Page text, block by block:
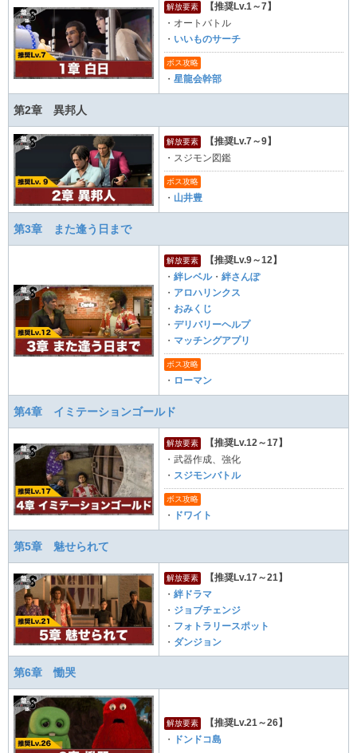
解放要素
【推奨Lv.1～7】
・オートバトル
・ いいものサーチ
ボス攻略
・ 星龍会幹部
第2章 異邦人
解放要素
【推奨Lv.7～9】
・スジモン図鑑
ボス攻略
・ 山井豊
第3章 また逢う日まで
解放要素
【推奨Lv.9～12】
・ 絆レベル・ 絆さんぽ
・ アロハリンクス
・ おみくじ
・ デリバリーヘルプ
・ マッチングアプリ
ボス攻略
・ ローマン
第4章 イミテーションゴールド
解放要素
【推奨Lv.12～17】
・武器作成、強化
・ スジモンバトル
ボス攻略
・ ドワイト
第5章 魅せられて
解放要素
【推奨Lv.17～21】
・ 絆ドラマ
・ ジョブチェンジ
・ フォトラリースポット
・ ダンジョン
第6章 慟哭
解放要素
【推奨Lv.21～26】
・
ドンドコ島